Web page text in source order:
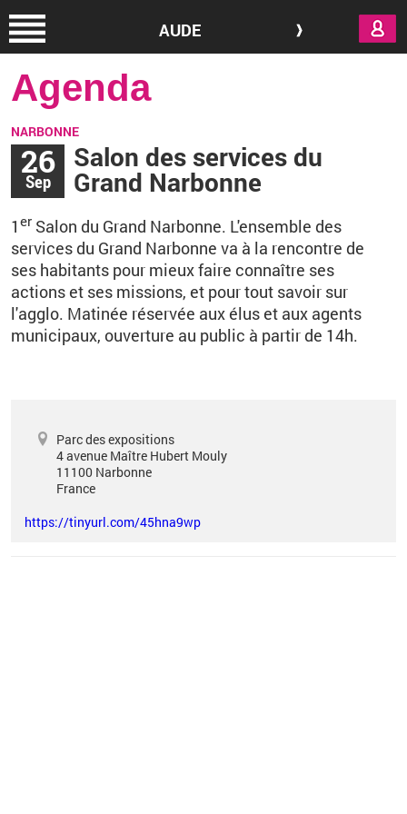
AUDE
Agenda
NARBONNE
26
Sep
Salon des services du
Grand Narbonne
1 er Salon du Grand Narbonne. L'ensemble des
services du Grand Narbonne va à la rencontre de
ses habitants pour mieux faire connaître ses
actions et ses missions, et pour tout savoir sur
l'agglo. Matinée réservée aux élus et aux agents
municipaux, ouverture au public à partir de 14h.
Parc des expositions
4 avenue Maître Hubert Mouly
11100 Narbonne
France
https://tinyurl.com/45hna9wp